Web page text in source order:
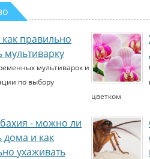
правильно
мультиварку
мультиварок и
по выбору
цветком
- можно ли
дома и как
ухаживать